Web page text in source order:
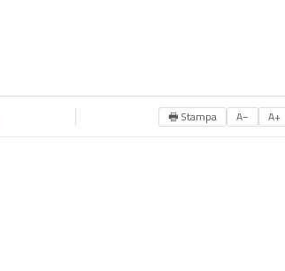
🖶 Stampa A− A+